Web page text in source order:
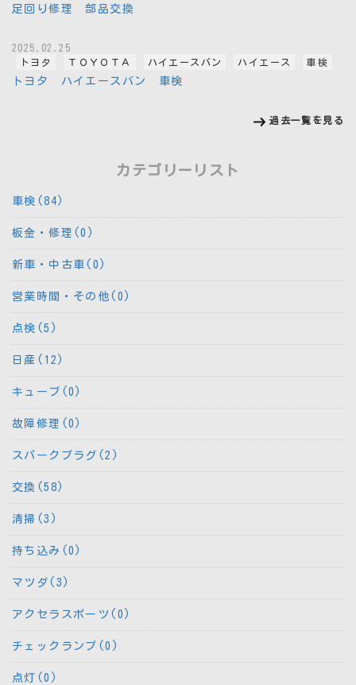
足回り修理 部品交換
2025.02.25
トヨタ
ＴＯＹＯＴＡ ハイエースバン ハイエース 車検
トヨタ ハイエースバン 車検
過去一覧を見る
カテゴリーリスト
車検(84)
板金・修理(0)
新車・中古車(0)
営業時間・その他(0)
点検(5)
日産(12)
キューブ(0)
故障修理(0)
スパークプラグ(2)
交換(58)
清掃(3)
持ち込み(0)
マツダ(3)
アクセラスポーツ(0)
チェックランプ(0)
点灯(0)